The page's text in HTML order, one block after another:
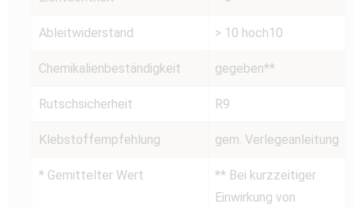
Ableitwiderstand > 10 hoch10
Chemikalienbeständigkeit gegeben**
Rutschsicherheit R9
Klebstoffempfehlung gem. Verlegeanleitung
* Gemittelter Wert
** Bei kurzzeitiger
Einwirkung von